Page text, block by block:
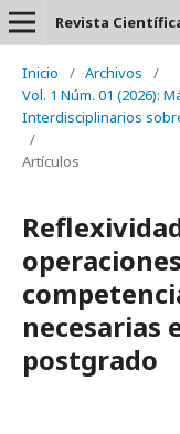
Inicio / Archivos
/
Vol. 1 Núm. 01 (2026):
Interdisciplinarios
/
Artículos
necesarias
postgrado